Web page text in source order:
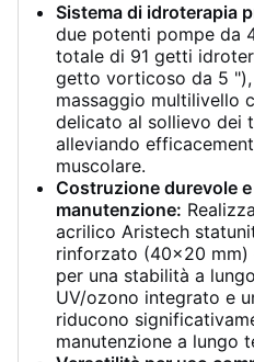
Sistema di idroterapia
due potenti pompe da
totale di 91 getti
getto vorticoso da 5
massaggio multilivello
delicato al sollievo dei
alleviando
muscolare.
Costruzione durevole
manutenzione:
acrilico Aristech
rinforzato (40x20 mm)
per una stabilità a
UV/ozono integrato e
riducono
manutenzione a lungo